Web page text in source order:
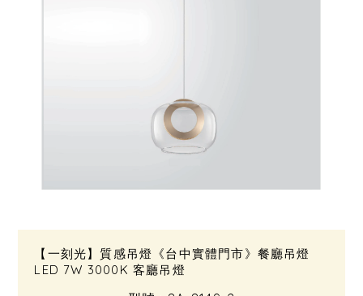
【一刻光】質感吊燈《台中實體門市》餐廳吊燈
LED 7W 3000K 客廳吊燈